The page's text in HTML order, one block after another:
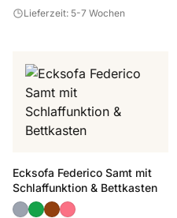
Lieferzeit: 5-7 Wochen
Ecksofa Federico Samt mit
Schlaffunktion & Bettkasten